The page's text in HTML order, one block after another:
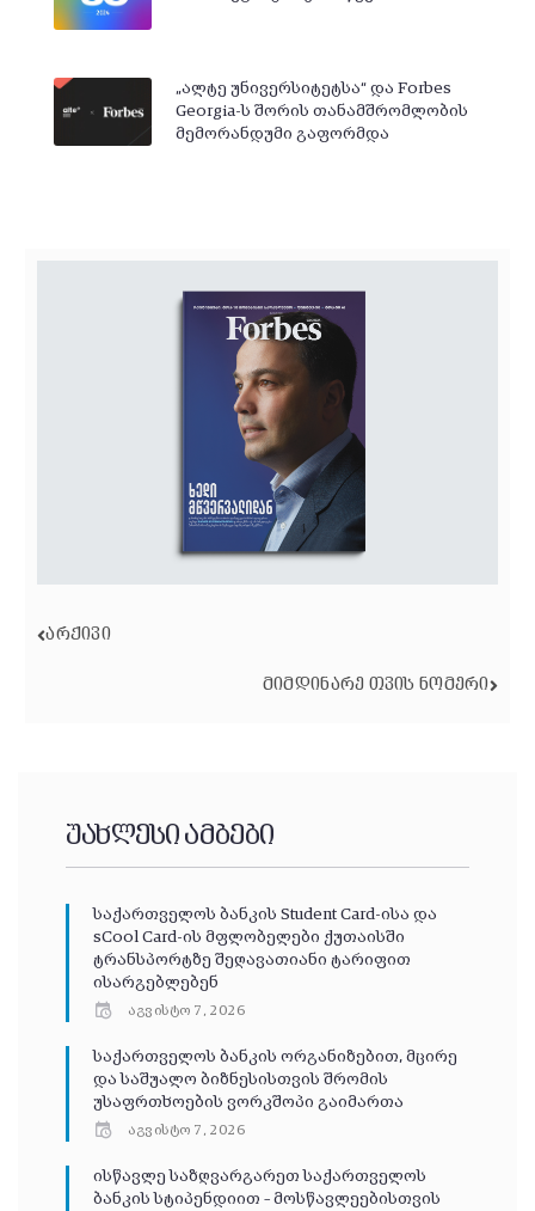
„ალტე უნივერსიტეტსა“ და Forbes
Georgia-ს შორის თანამშრომლობის
მემორანდუმი გაფორმდა
ᲐᲠᲥᲘᲕᲘ
ᲛᲘᲛᲓᲘᲜᲐᲠᲔ ᲗᲕᲘᲡ ᲜᲝᲛᲔᲠᲘ
უახლესი ამბები
საქართველოს ბანკის Student Card-ისა და
sCool Card-ის მფლობელები ქუთაისში
ტრანსპორტზე შეღავათიანი ტარიფით
ისარგებლებენ
აგვისტო 7, 2026
საქართველოს ბანკის ორგანიზებით, მცირე
და საშუალო ბიზნესისთვის შრომის
უსაფრთხოების ვორკშოპი გაიმართა
აგვისტო 7, 2026
ისწავლე საზღვარგარეთ საქართველოს
ბანკის სტიპენდიით – მოსწავლეებისთვის